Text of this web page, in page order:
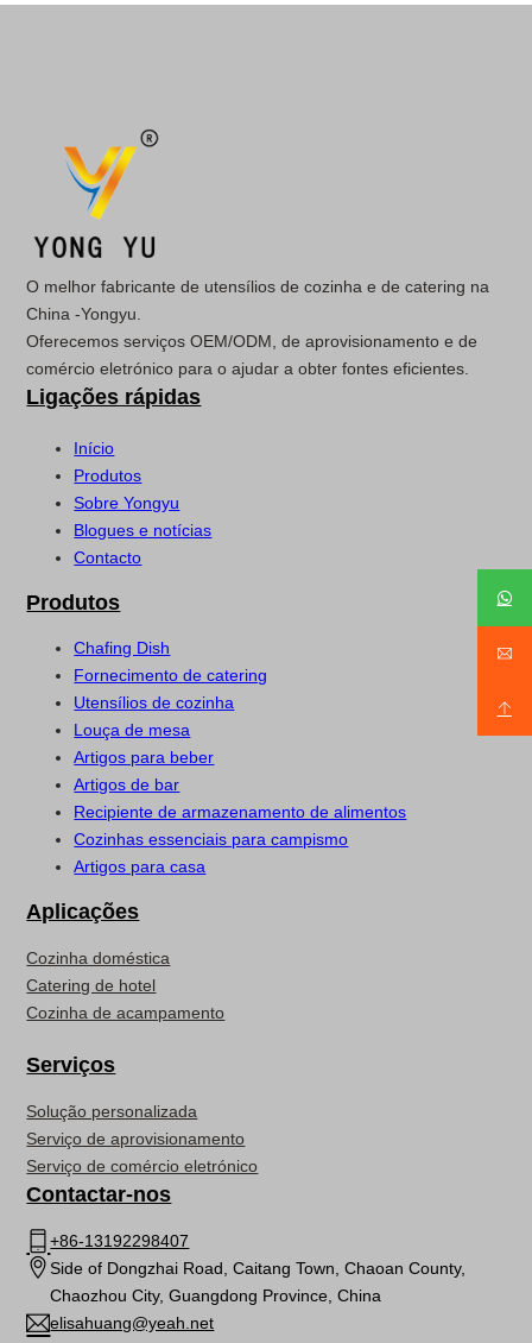
O melhor fabricante de utensílios de cozinha e de catering na
China -Yongyu.
Oferecemos serviços OEM/ODM, de aprovisionamento e de
comércio eletrónico para o ajudar a obter fontes eficientes.
Ligações rápidas
Início
Produtos
Sobre Yongyu
Blogues e notícias
Contacto
Produtos
Chafing Dish
Fornecimento de catering
Utensílios de cozinha
Louça de mesa
Artigos para beber
Artigos de bar
Recipiente de armazenamento de alimentos
Cozinhas essenciais para campismo
Artigos para casa
Aplicações
Cozinha doméstica
Catering de hotel
Cozinha de acampamento
Serviços
Solução personalizada
Serviço de aprovisionamento
Serviço de comércio eletrónico
Contactar-nos
+86-13192298407
Side of Dongzhai Road, Caitang Town, Chaoan County,
Chaozhou City, Guangdong Province, China
elisahuang@yeah.net